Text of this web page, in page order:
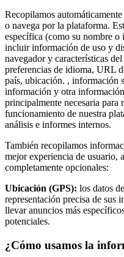
Recopilamos
o navega por la plataforma.
específica (como su nombre
incluir información de uso y
navegador y características
preferencias de idioma, URL
país, ubicación. , información
información y otra
principalmente necesaria para
funcionamiento de nuestra
análisis e informes internos.
También recopilamos
mejor experiencia de usuario,
completamente opcionales:
Ubicación (GPS): los datos
representación precisa de sus
llevar anuncios más
potenciales.
¿Cómo usamos la